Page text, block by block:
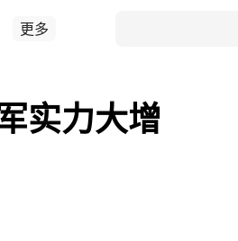
更多
实力大增